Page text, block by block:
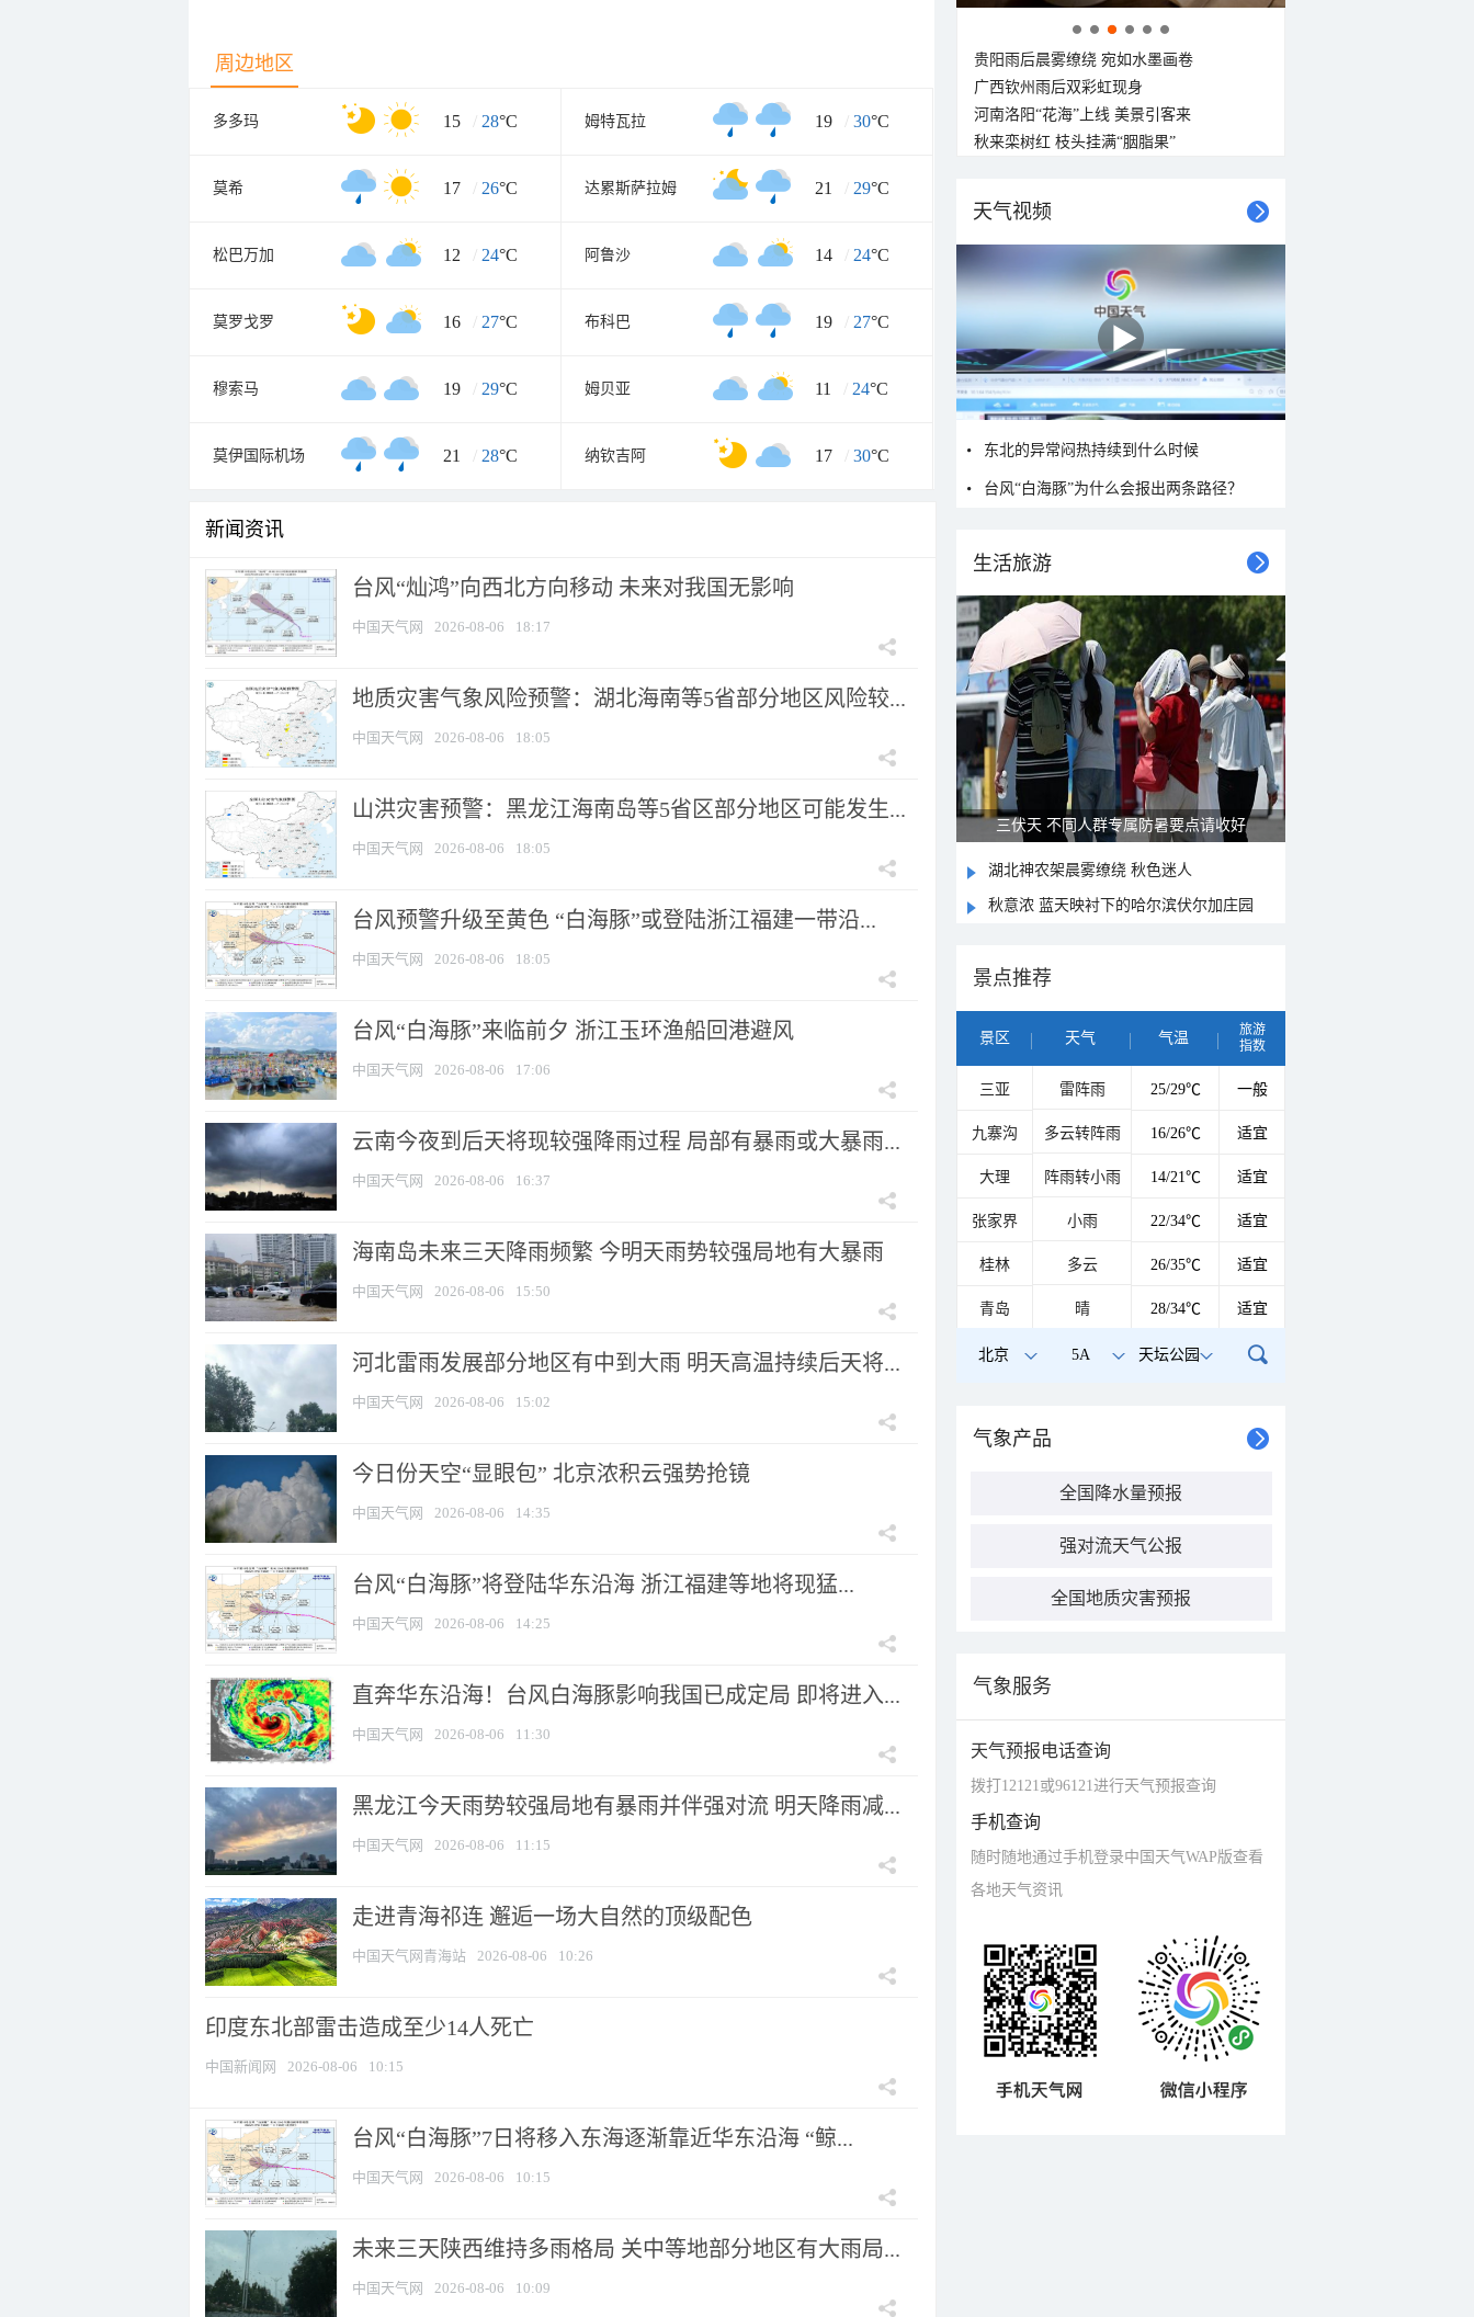
周边地区
多多玛 15 / 28°C 姆特瓦拉 19 / 30°C
莫希 17 / 26°C 达累斯萨拉姆 21 / 29°C
松巴万加 12 / 24°C 阿鲁沙 14 / 24°C
莫罗戈罗 16 / 27°C 布科巴 19 / 27°C
穆索马 19 / 29°C 姆贝亚 11 / 24°C
莫伊国际机场 21 / 28°C 纳钦吉阿 17 / 30°C
新闻资讯
台风“灿鸿”向西北方向移动 未来对我国无影响
中国天气网 2026-08-06 18:17
地质灾害气象风险预警：湖北海南等5省部分地区风险较...
中国天气网 2026-08-06 18:05
山洪灾害预警：黑龙江海南岛等5省区部分地区可能发生...
中国天气网 2026-08-06 18:05
台风预警升级至黄色 “白海豚”或登陆浙江福建一带沿...
中国天气网 2026-08-06 18:05
台风“白海豚”来临前夕 浙江玉环渔船回港避风
中国天气网 2026-08-06 17:06
云南今夜到后天将现较强降雨过程 局部有暴雨或大暴雨...
中国天气网 2026-08-06 16:37
海南岛未来三天降雨频繁 今明天雨势较强局地有大暴雨
中国天气网 2026-08-06 15:50
河北雷雨发展部分地区有中到大雨 明天高温持续后天将...
中国天气网 2026-08-06 15:02
今日份天空“显眼包” 北京浓积云强势抢镜
中国天气网 2026-08-06 14:35
台风“白海豚”将登陆华东沿海 浙江福建等地将现猛...
中国天气网 2026-08-06 14:25
直奔华东沿海！台风白海豚影响我国已成定局 即将进入...
中国天气网 2026-08-06 11:30
黑龙江今天雨势较强局地有暴雨并伴强对流 明天降雨减...
中国天气网 2026-08-06 11:15
走进青海祁连 邂逅一场大自然的顶级配色
中国天气网青海站 2026-08-06 10:26
印度东北部雷击造成至少14人死亡
中国新闻网 2026-08-06 10:15
台风“白海豚”7日将移入东海逐渐靠近华东沿海 “鲸...
中国天气网 2026-08-06 10:15
未来三天陕西维持多雨格局 关中等地部分地区有大雨局...
中国天气网 2026-08-06 10:09
贵阳雨后晨雾缭绕 宛如水墨画卷
广西钦州雨后双彩虹现身
河南洛阳“花海”上线 美景引客来
秋来栾树红 枝头挂满“胭脂果”
天气视频
东北的异常闷热持续到什么时候
台风“白海豚”为什么会报出两条路径？
生活旅游
三伏天 不同人群专属防暑要点请收好
湖北神农架晨雾缭绕 秋色迷人
秋意浓 蓝天映衬下的哈尔滨伏尔加庄园
景点推荐
景区 天气 气温
旅游
指数
三亚 雷阵雨 25/29℃ 一般
九寨沟 多云转阵雨 16/26℃ 适宜
大理 阵雨转小雨 14/21℃ 适宜
张家界 小雨 22/34℃ 适宜
桂林 多云 26/35℃ 适宜
青岛 晴 28/34℃ 适宜
北京 5A 天坛公园
气象产品
全国降水量预报
强对流天气公报
全国地质灾害预报
气象服务
天气预报电话查询
拨打12121或96121进行天气预报查询
手机查询
随时随地通过手机登录中国天气WAP版查看
各地天气资讯